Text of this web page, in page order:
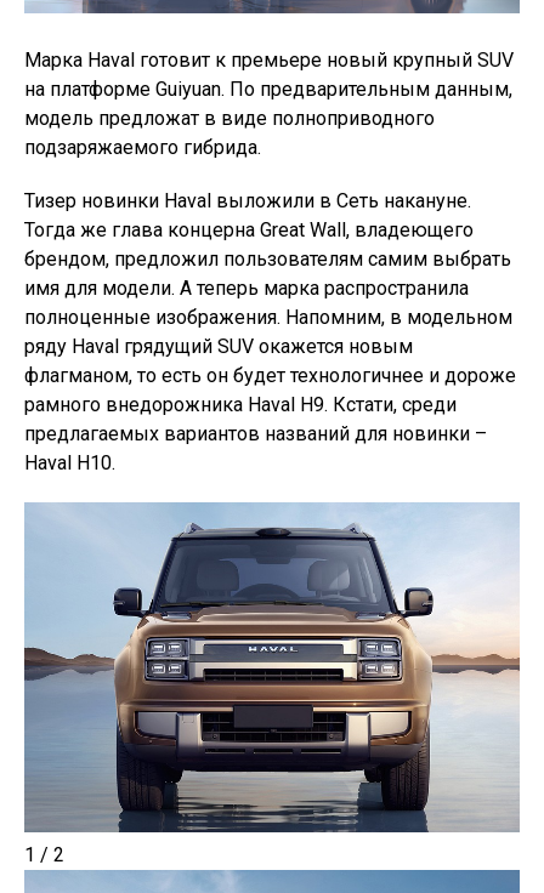
Марка Haval готовит к премьере новый крупный SUV
на платформе Guiyuan. По предварительным данным,
модель предложат в виде полноприводного
подзаряжаемого гибрида.
Тизер новинки Haval выложили в Сеть накануне.
Тогда же глава концерна Great Wall, владеющего
брендом, предложил пользователям самим выбрать
имя для модели. А теперь марка распространила
полноценные изображения. Напомним, в модельном
ряду Haval грядущий SUV окажется новым
флагманом, то есть он будет технологичнее и дороже
рамного внедорожника Haval H9. Кстати, среди
предлагаемых вариантов названий для новинки –
Haval H10.
1 / 2